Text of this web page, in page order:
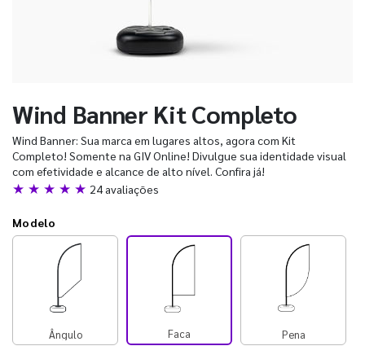
Wind Banner Kit Completo
Wind Banner: Sua marca em lugares altos, agora com Kit
Completo! Somente na GIV Online! Divulgue sua identidade visual
com efetividade e alcance de alto nível. Confira já!
★ ★ ★ ★ ★ 24 avaliações
Modelo
Ângulo Faca Pena